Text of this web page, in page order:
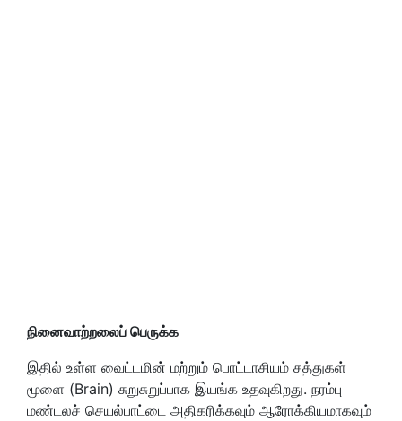
நினைவாற்றலைப் பெருக்க
இதில் உள்ள வைட்டமின் மற்றும் பொட்டாசியம் சத்துகள்
மூளை (Brain) சுறுசுறுப்பாக இயங்க உதவுகிறது. நரம்பு
மண்டலச் செயல்பாட்டை அதிகரிக்கவும் ஆரோக்கியமாகவும்